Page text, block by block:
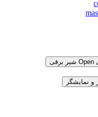
Open شیر برقی